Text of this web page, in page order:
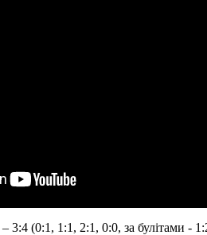
– 3:4 (0:1, 1:1, 2:1, 0:0, за булітами -